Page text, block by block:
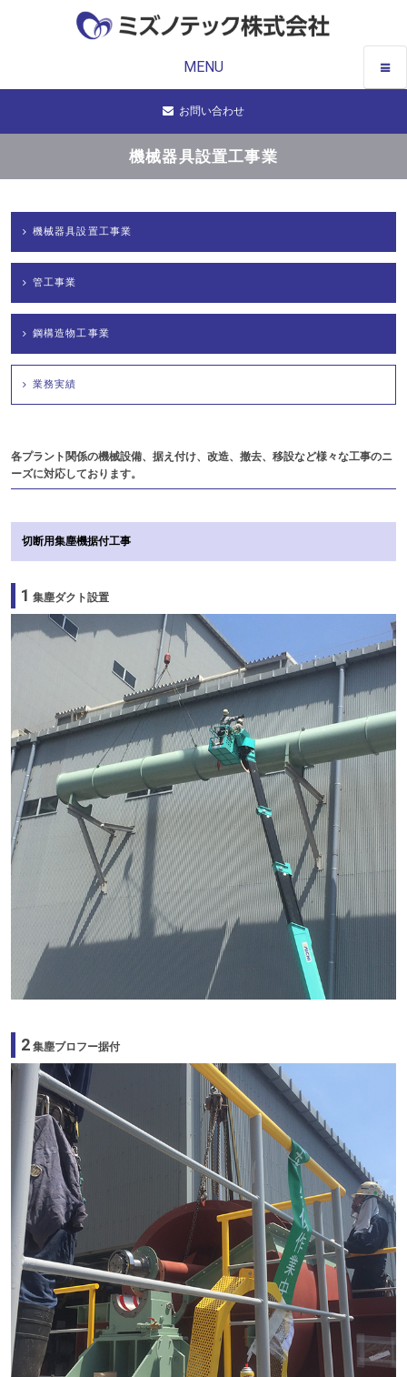
MENU
お問い合わせ
機械器具設置工事業
機械器具設置工事業
管工事業
鋼構造物工事業
業務実績
各プラント関係の機械設備、据え付け、改造、撤去、移設など様々な工事のニ
ーズに対応しております。
切断用集塵機据付工事
1 集塵ダクト設置
2 集塵ブロフー据付